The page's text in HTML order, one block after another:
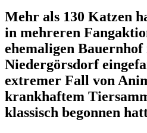
Mehr als 130 Katzen
in mehreren
ehemaligen
Niedergörsdorf
extremer Fall von
krankhaftem
klassisch begonnen